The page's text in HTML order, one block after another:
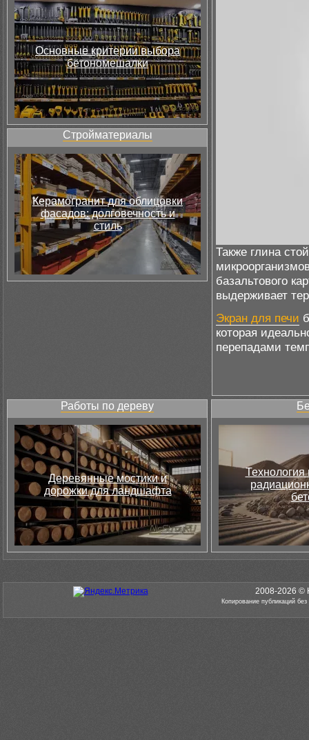
Основные критерии выбора
бетономешалки
Стройматериалы
Керамогранит для облицовки
фасадов: долговечность и
стиль
Также глина
базальтового
выдерживает
Экран для печи
которая
перепадами
Работы по дереву
Деревянные мостики и
дорожки для ландшафта
Технология
2008-2026 ©
Копирование публикаций